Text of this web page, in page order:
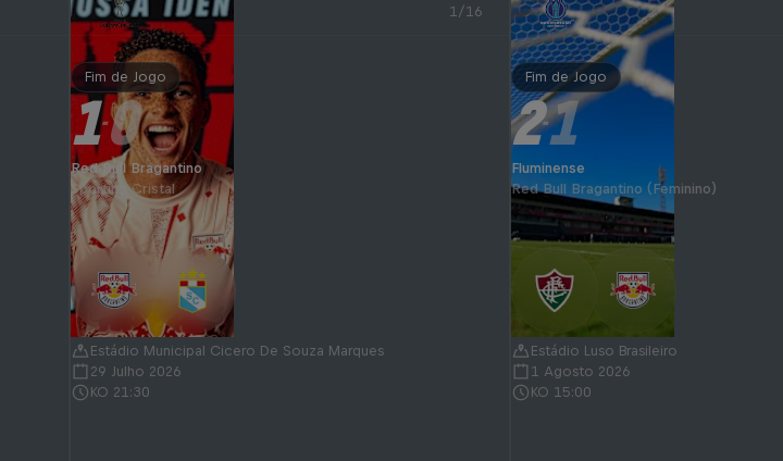
1/16
Fim de Jogo
1-0
Red Bull Bragantino
Sporting Cristal
Estádio Municipal Cicero De Souza Marques
29 Julho 2026
KO 21:30
Fim de Jogo
2-1
Fluminense
Red Bull Bragantino (Feminino)
Estádio Luso Brasileiro
1 Agosto 2026
KO 15:00